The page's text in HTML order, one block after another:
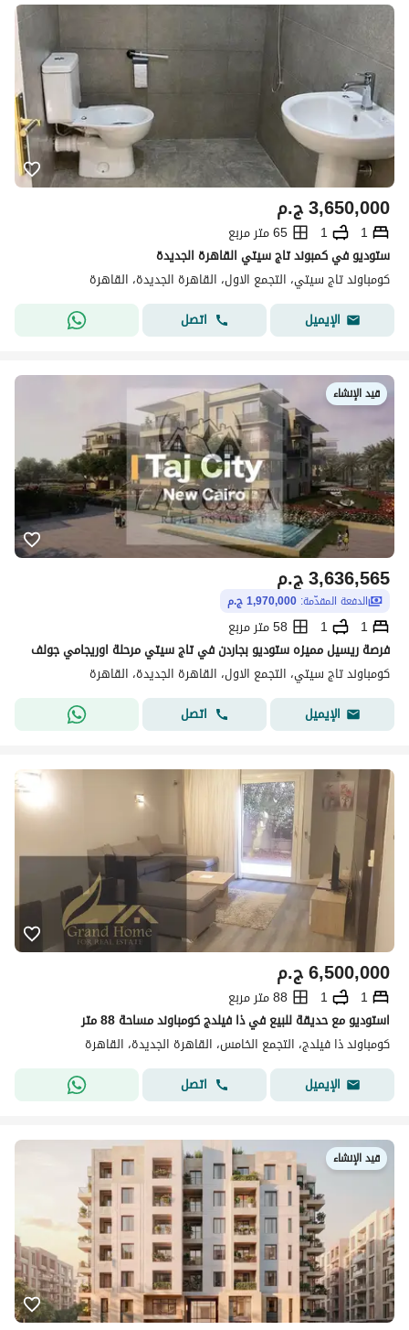
ج.م3,650,000
1
1
65 متر مربع
ستوديو في كمبوند تاج سيتي القاهرة الجديدة
كومباوند تاج سيتي، التجمع الاول، القاهرة الجديدة، القاهرة
الإيميل
اتصل
قيد الإنشاء
ج.م3,636,565
الدفعة المقدّمة: 1,970,000 ج.م
1
1
58 متر مربع
فرصة ريسيل مميزه ستوديو بجاردن في تاج سيتي مرحلة اوريجامي جولف
كومباوند تاج سيتي، التجمع الاول، القاهرة الجديدة، القاهرة
الإيميل
اتصل
ج.م6,500,000
1
1
88 متر مربع
استوديو مع حديقة للبيع في ذا فيلدج كومباوند مساحة 88 متر
كومباوند ذا فيلدج، التجمع الخامس، القاهرة الجديدة، القاهرة
الإيميل
اتصل
قيد الإنشاء